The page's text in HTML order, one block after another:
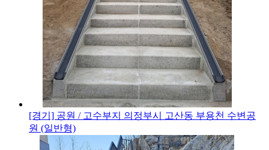
[경기] 공원 / 고수부지
의정부시 고산동 부용천 수변공
원 (일반형)